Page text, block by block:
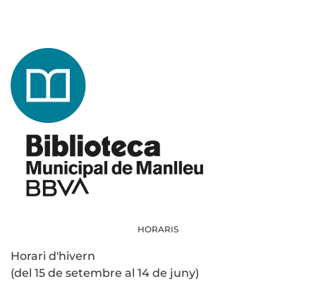
HORARIS
Horari d'hivern
(del 15 de setembre al 14 de juny)